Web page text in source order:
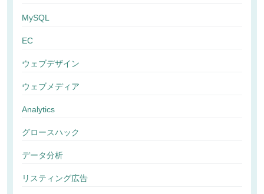
MySQL
EC
ウェブデザイン
ウェブメディア
Analytics
グロースハック
データ分析
リスティング広告